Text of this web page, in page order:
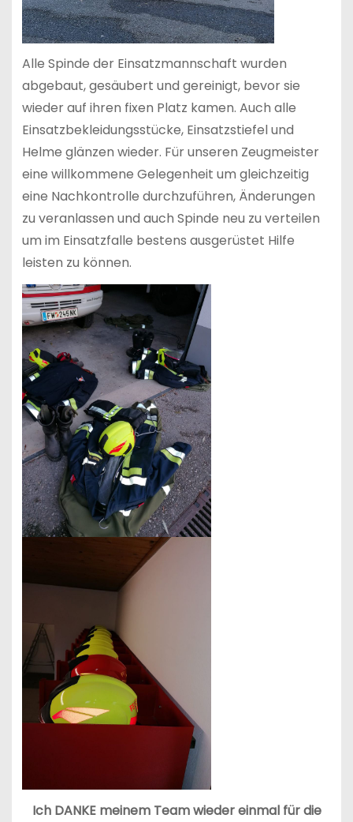
Alle Spinde der Einsatzmannschaft wurden
abgebaut, gesäubert und gereinigt, bevor sie
wieder auf ihren fixen Platz kamen. Auch alle
Einsatzbekleidungsstücke, Einsatzstiefel und
Helme glänzen wieder. Für unseren Zeugmeister
eine willkommene Gelegenheit um gleichzeitig
eine Nachkontrolle durchzuführen, Änderungen
zu veranlassen und auch Spinde neu zu verteilen
um im Einsatzfalle bestens ausgerüstet Hilfe
leisten zu können.
Ich DANKE meinem Team wieder einmal für die